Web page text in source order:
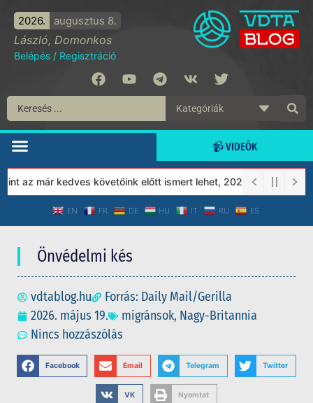
2026. augusztus 8.
László, Domonkos
Belépés / Regisztráció
📹 VIDEÓK
már kedves követőink előtt ismert lehet, 2023-tól a Védett
EN FR DE HU IT RU ES
Önvédelmi kés
vdtablog.hu
Forrás: Daily Mail/Gerilla
2026. május 19.
migránsok, Nagy-Britannia
Nincs hozzászólás
Facebook Email Telegram Twitter
VK Nyomtat